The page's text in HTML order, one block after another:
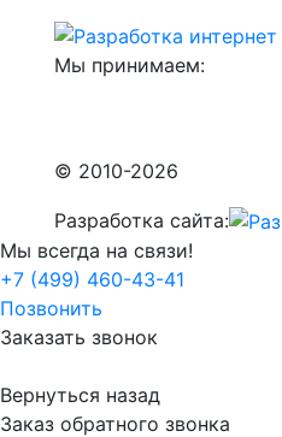
Мы принимаем:
© 2010-2026
Разработка сайта:
Мы всегда на связи!
+7 (499) 460-43-41
Позвонить
Заказать звонок
Вернуться назад
Заказ обратного звонка